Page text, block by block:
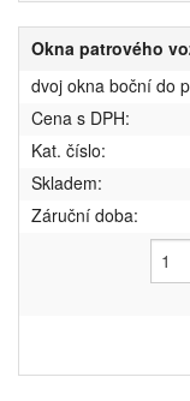
Okna patrového
dvoj okna boční do
Cena s DPH:
Kat. číslo:
Skladem:
Záruční doba: